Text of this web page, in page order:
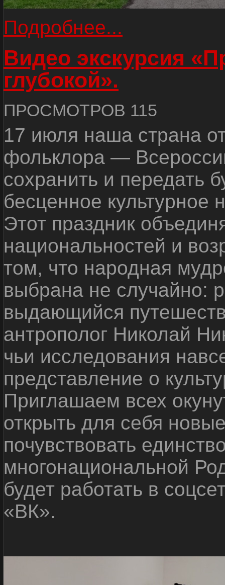
Подробнее...
Видео экскурсия
глубокой».
ПРОСМОТРОВ 115
17 июля наша страна
фольклора —
сохранить и передать
бесценное культурное
Этот праздник
национальностей и
том, что народная
выбрана не случайно:
выдающийся
антрополог Николай
чьи исследования
представление о
Приглашаем всех
открыть для себя
почувствовать
многонациональной
будет работать в
«ВК».